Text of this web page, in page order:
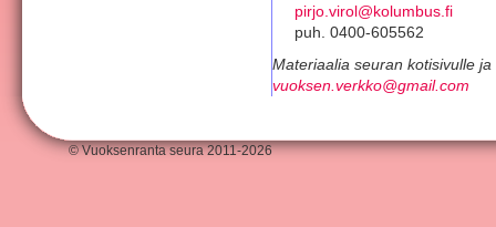
pirjo.virol@kolumbus.fi
puh. 0400-605562
Materiaalia seuran kotisivulle
vuoksen.verkko@gmail.com
© Vuoksenranta seura 2011-2026